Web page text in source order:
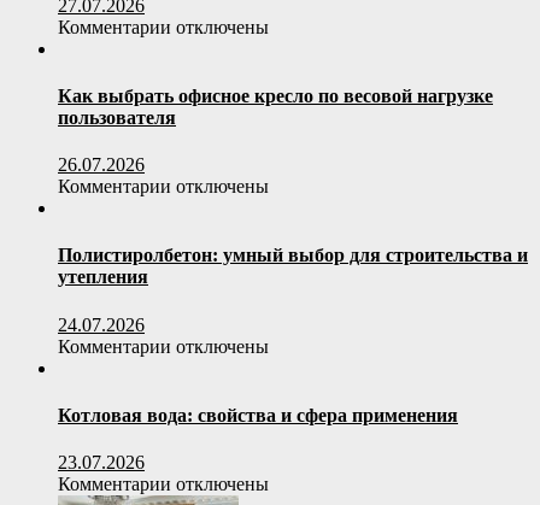
27.07.2026
Комментарии к
печи
Prometall:
отопительному
отключены
Как выбрать офисное кресло по весовой нагрузке
пользователя
26.07.2026
Комментарии к
выбрать
офисное
нагрузке
отключены
Полистиролбетон: умный выбор для строительства и
утепления
24.07.2026
Комментарии к
умный
выбор
и
отключены
Котловая вода: свойства и сфера применения
23.07.2026
Комментарии котключены